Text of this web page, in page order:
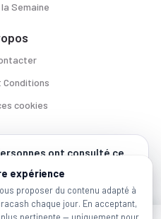
Semaine
Conditions
cookies
|
expérience
proposer du contenu adapté à
chaque jour. En acceptant,
ont consulté ce
dernières 24 heures